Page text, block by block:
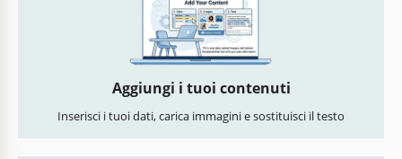
Aggiungi i tuoi contenuti
Inserisci i tuoi dati, carica immagini e sostituisci il testo